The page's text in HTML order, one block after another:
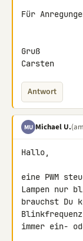
Für
Gruß
Carsten
Antwort
MU Michael U.
Hallo,
eine PWM
Lampen nur
brauchst Du
immer ein-